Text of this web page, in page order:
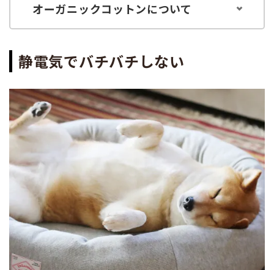
オーガニックコットンについて
静電気でバチバチしない